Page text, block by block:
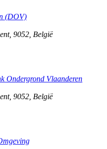
(DOV)
, 9052 België
Ondergrond Vlaanderen
, 9052 België